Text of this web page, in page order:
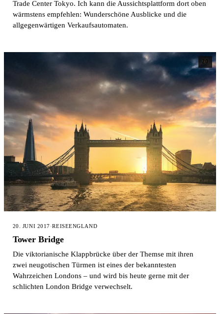
Trade Center Tokyo. Ich kann die Aussichtsplattform dort oben
wärmstens empfehlen: Wunderschöne Ausblicke und die
allgegenwärtigen Verkaufsautomaten.
20
20. JUNI 2017·REISEENGLAND
Tower Bridge
Die viktorianische Klappbrücke über der Themse mit ihren
zwei neugotischen Türmen ist eines der bekanntesten
Wahrzeichen Londons – und wird bis heute gerne mit der
schlichten London Bridge verwechselt.